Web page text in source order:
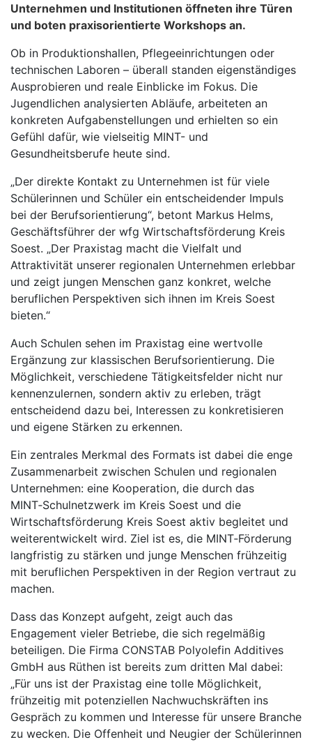
Unternehmen und Institutionen öffneten ihre Türen
und boten praxisorientierte Workshops an.
Ob in Produktionshallen, Pflegeeinrichtungen oder
technischen Laboren – überall standen eigenständiges
Ausprobieren und reale Einblicke im Fokus. Die
Jugendlichen analysierten Abläufe, arbeiteten an
konkreten Aufgabenstellungen und erhielten so ein
Gefühl dafür, wie vielseitig MINT- und
Gesundheitsberufe heute sind.
„Der direkte Kontakt zu Unternehmen ist für viele
Schülerinnen und Schüler ein entscheidender Impuls
bei der Berufsorientierung“, betont Markus Helms,
Geschäftsführer der wfg Wirtschaftsförderung Kreis
Soest. „Der Praxistag macht die Vielfalt und
Attraktivität unserer regionalen Unternehmen erlebbar
und zeigt jungen Menschen ganz konkret, welche
beruflichen Perspektiven sich ihnen im Kreis Soest
bieten.“
Auch Schulen sehen im Praxistag eine wertvolle
Ergänzung zur klassischen Berufsorientierung. Die
Möglichkeit, verschiedene Tätigkeitsfelder nicht nur
kennenzulernen, sondern aktiv zu erleben, trägt
entscheidend dazu bei, Interessen zu konkretisieren
und eigene Stärken zu erkennen.
Ein zentrales Merkmal des Formats ist dabei die enge
Zusammenarbeit zwischen Schulen und regionalen
Unternehmen: eine Kooperation, die durch das
MINT‑Schulnetzwerk im Kreis Soest und die
Wirtschaftsförderung Kreis Soest aktiv begleitet und
weiterentwickelt wird. Ziel ist es, die MINT‑Förderung
langfristig zu stärken und junge Menschen frühzeitig
mit beruflichen Perspektiven in der Region vertraut zu
machen.
Dass das Konzept aufgeht, zeigt auch das
Engagement vieler Betriebe, die sich regelmäßig
beteiligen. Die Firma CONSTAB Polyolefin Additives
GmbH aus Rüthen ist bereits zum dritten Mal dabei:
„Für uns ist der Praxistag eine tolle Möglichkeit,
frühzeitig mit potenziellen Nachwuchskräften ins
Gespräch zu kommen und Interesse für unsere Branche
zu wecken. Die Offenheit und Neugier der Schülerinnen